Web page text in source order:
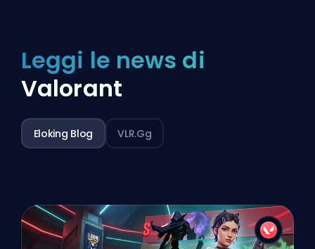
Leggi le news di
Valorant
Eloking Blog VLR.gg